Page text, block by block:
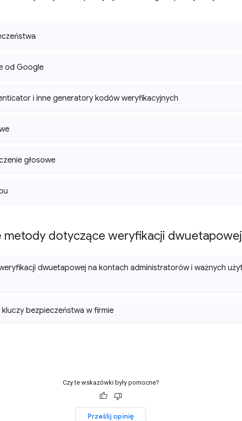
od Google
i inne generatory kodów weryfikacyjnych
głosowe
metody dotyczące weryfikacji dwuetapowej
dwuetapowej na kontach administratorów i ważnych
bezpieczeństwa w firmie
Czy te wskazówki były pomocne?
Prześlij opinię